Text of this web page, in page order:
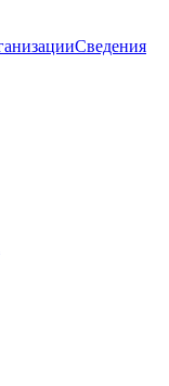
Сведения